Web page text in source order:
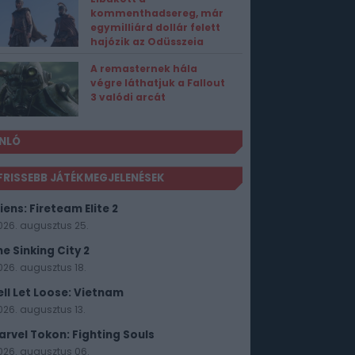
kommenthadsereg, már
egymilliárd dollár felett
hajózik az Odüsszeia
A remasternek hála
végre láthatjuk a Fallout
3 valódi arcát
JÁTÉKMEGJELENÉSEK
Fireteam Elite 2
augusztus 25.
Sinking City 2
augusztus 18.
Let Loose: Vietnam
augusztus 13.
Tokon: Fighting Souls
augusztus 06.